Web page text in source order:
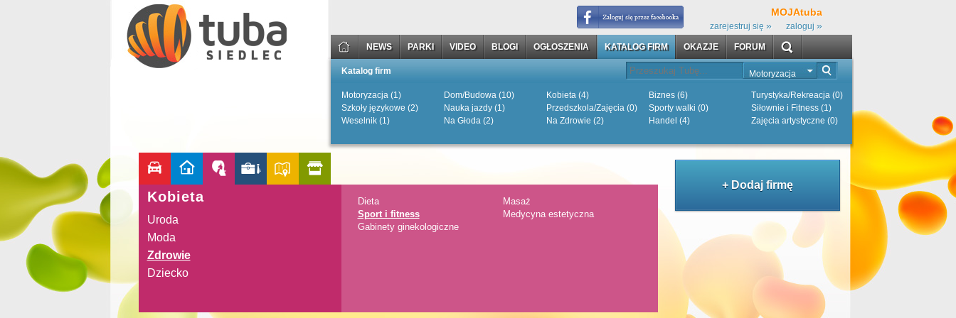
MOJAtuba
zarejestruj się » zaloguj »
NEWS PARKI VIDEO BLOGI OGŁOSZENIA KATALOG FIRM OKAZJE FORUM
Katalog firm Motoryzacja
Motoryzacja (1) Dom/Budowa (10) Kobieta (4) Biznes (6)
Turystyka/Rekreacja (0)
Szkoły językowe (2)
Nauka jazdy (1) Przedszkola/Zajęcia (0) Sporty walki (0)
Siłownie i Fitness (1)
Weselnik (1)
Na Głoda (2) Na Zdrowie (2) Handel (4) Zajęcia artystyczne (0)
Kobieta
Uroda
Moda
Zdrowie
Dziecko
Dieta
Masaż
Sport i fitness
Medycyna estetyczna
Gabinety ginekologiczne
+ Dodaj firmę